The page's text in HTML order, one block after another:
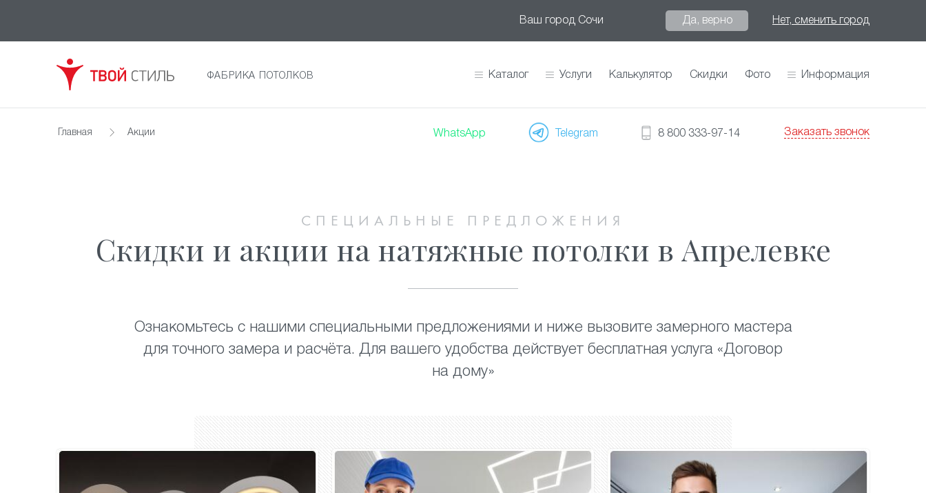
Ваш город Сочи Да, верно Нет, сменить город
ФАБРИКА ПОТОЛКОВ Каталог Услуги Калькулятор Скидки Фото Информация
Главная Акции WhatsApp Telegram 8 800 333-97-14 Заказать звонок
СПЕЦИАЛЬНЫЕ ПРЕДЛОЖЕНИЯ
Скидки и акции на натяжные потолки в Апрелевке
Ознакомьтесь с нашими специальными предложениями и ниже вызовите замерного мастера
для точного замера и расчёта. Для вашего удобства действует бесплатная услуга «Договор
на дому»